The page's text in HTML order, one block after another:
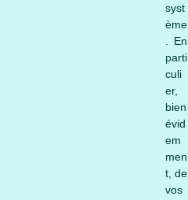
syst
ème
. En
parti
culi
er,
bien
évid
em
men
t, de
vos